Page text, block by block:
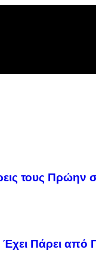
τους Πρώην
Έχει Πάρει από